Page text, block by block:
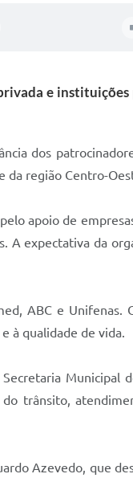
e instituições
dos
da região Centro-
apoio de
A expectativa da
ABC e
à qualidade de vida.
Municipal
trânsito,
Azevedo, que